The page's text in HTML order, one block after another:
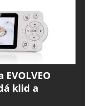
klid a